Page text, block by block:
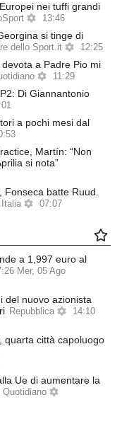
nei tuffi grandi
13:46
si tinge di
dello Sport.it 12:25
a Padre Pio mi
11:29
Di Giannantonio
a pochi mesi dal
Martín: “Non
si nota”
batte Ruud.
Italia 07:07
a 1,997 euro al
Mer, 05 Ago
del nuovo azionista
Repubblica
14:10
quarta città capoluogo
Ue di aumentare la
Quotidiano